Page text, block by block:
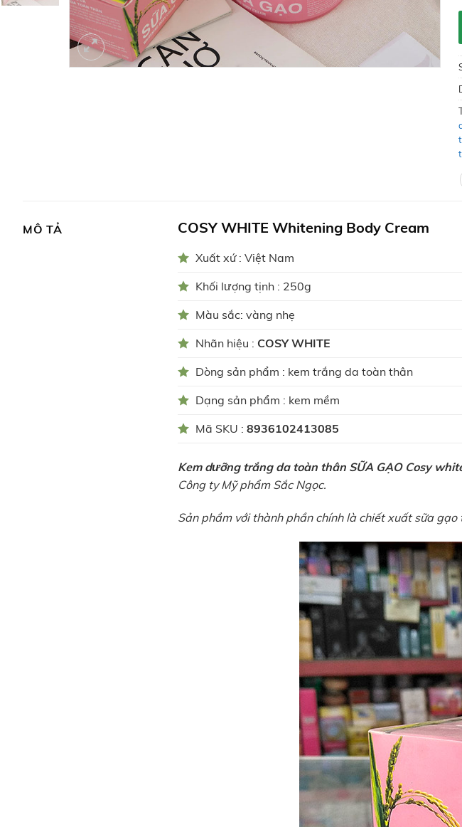
MÔ TẢ COSY WHITE Whitening Body Cream
Xuất xứ : Việt Nam
Khối lượng tịnh : 250g
Màu sắc: vàng nhẹ
Nhãn hiệu :COSY WHITE
Dòng sản phẩm : kem trắng da toàn thân
Dạng sản phẩm : kem mềm
Mã SKU : 8936102413085
Kem dưỡng trắng da toàn thân SỮA GẠO Cosy
Công ty Mỹ phẩm Sắc Ngọc.
Sản phầm với thành phần chính là chiết xuất sữa